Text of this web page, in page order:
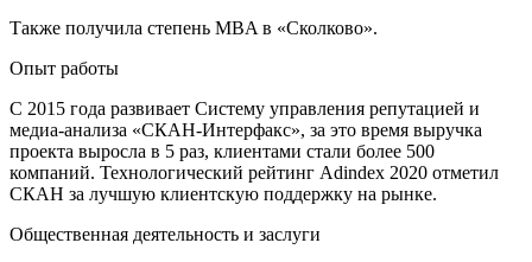
Также получила степень MBA в «Сколково».
Опыт работы
С 2015 года развивает Систему управления репутацией и
медиа-анализа «СКАН-Интерфакс», за это время выручка
проекта выросла в 5 раз, клиентами стали более 500
компаний. Технологический рейтинг Adindex 2020 отметил
СКАН за лучшую клиентскую поддержку на рынке.
Общественная деятельность и заслуги